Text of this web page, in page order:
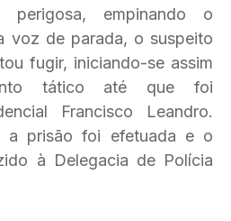
perigosa, empinando o
voz de parada, o suspeito
fugir, iniciando-se assim
tático até que foi
Francisco Leandro.
a prisão foi efetuada e o
à Delegacia de Polícia